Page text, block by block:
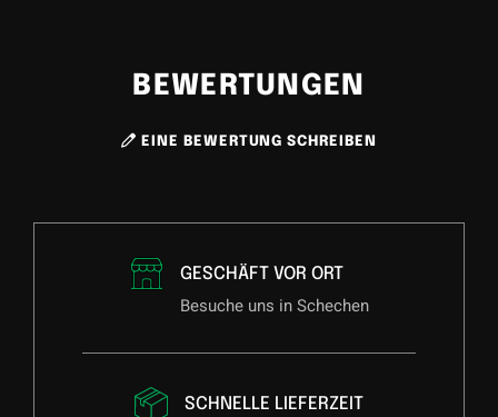
BEWERTUNGEN
EINE BEWERTUNG SCHREIBEN
GESCHÄFT VOR ORT
Besuche uns in Schechen
SCHNELLE LIEFERZEIT